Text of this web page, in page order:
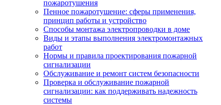
пожаротушения
Пенное пожаротушение: сферы применения,
принцип работы и устройство
Способы монтажа электропроводки в доме
Виды и этапы выполнения электромонтажных
работ
Нормы и правила проектирования пожарной
сигнализации
Обслуживание и ремонт систем безопасности
Проверка и обслуживание пожарной
сигнализации: как поддерживать надежность
системы